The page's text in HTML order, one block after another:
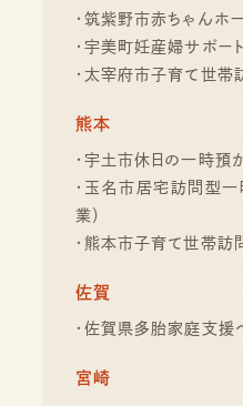
・筑紫野市赤ちゃんホ
・宇美町妊産婦サポー
・太宰府市子育て世帯
熊本
・宇土市休日の一時預
・玉名市居宅訪問型
業）
・熊本市子育て世帯訪
佐賀
・佐賀県多胎家庭支援
宮崎